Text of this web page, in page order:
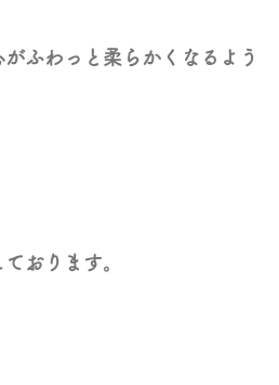
ふわっと柔らかくなるよう
おります。